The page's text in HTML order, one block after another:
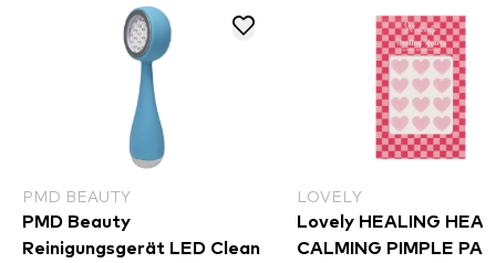
PMD BEAUTY
PMD Beauty
Reinigungsgerät LED Clean
LOVELY
Lovely HEALING
CALMING PIMPLE